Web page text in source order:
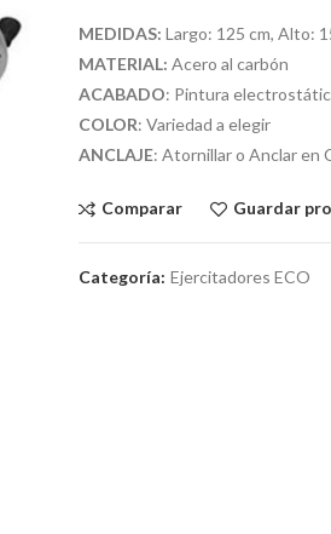
MEDIDAS: Largo: 125 cm, Alto:
MATERIAL: Acero al carbón
ACABADO: Pintura
COLOR: Variedad a elegir
ANCLAJE: Atornillar o Anclar en
Comparar Guardar
Categoría: Ejercitadores ECO